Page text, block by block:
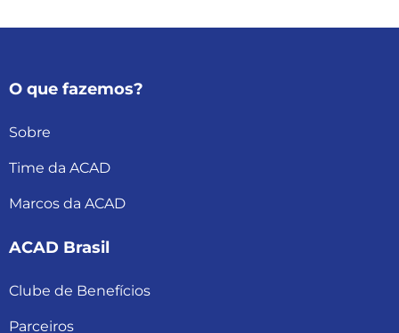
O que fazemos?
Sobre
Time da ACAD
Marcos da ACAD
ACAD Brasil
Clube de Benefícios
Parceiros